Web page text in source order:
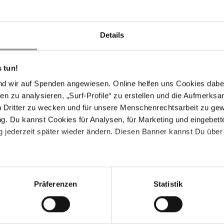
Details
tun!
wir auf Spenden angewiesen. Online helfen uns Cookies
zu analysieren, „Surf-Profile“ zu erstellen und die
Dritter zu wecken und für unsere Menschenrechtsarbeit zu
Du kannst Cookies für Analysen, für Marketing und
jederzeit später wieder ändern. Diesen Banner kannst Du
Präferenzen Statistik
schwere Verbrechen im Bundesstaat Rakhine
Militärs genießen weiterhin Straflosigkeit. Die
sind nicht glaubwürdig, unabhängig oder
zahlreicher Interviews und anderer Nachweise wie z.
bei denen auf rechtswidrige Weise 14 Zivilisten
meisten dieser Attacken erfolgten wahllos, und
gezielte Angriffe auf Zivilpersonen. So starb
bei Kämpfen zwischen der Armee und der